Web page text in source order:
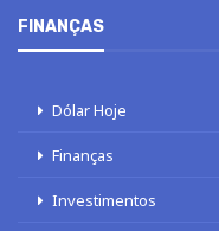
FINANÇAS
Dólar Hoje
Finanças
Investimentos